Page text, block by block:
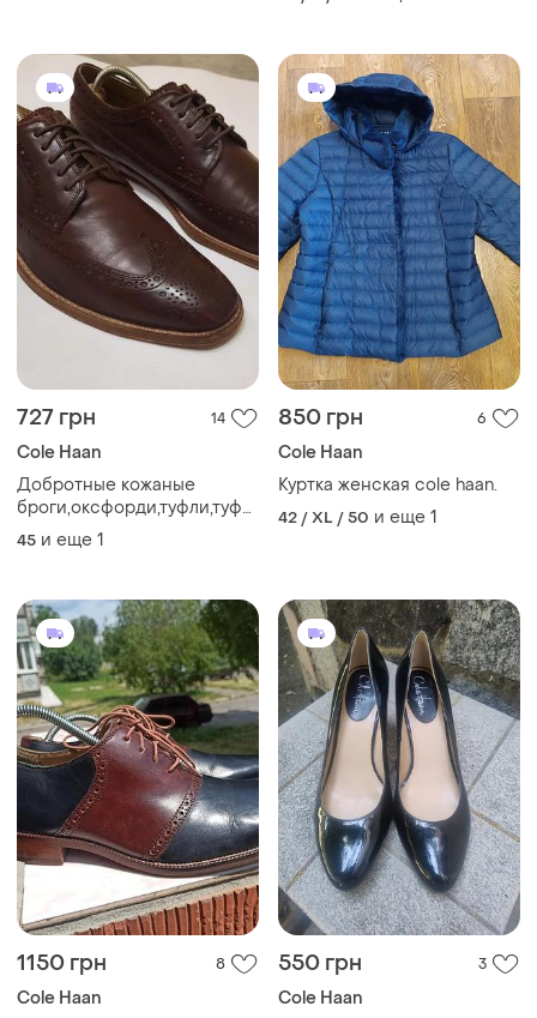
727 грн 14
Cole Haan
Добротные кожаные
броги,оксфорди,туфли,туфлі
бренда cole haan
45 и еще 1
850 грн 6
Cole Haan
Куртка женская cole haan.
42 / XL / 50 и еще 1
1150 грн 8
Cole Haan
550 грн 3
Cole Haan